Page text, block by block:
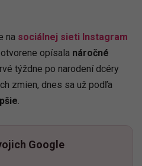
na sociálnej sieti Instagram
opísala náročné
týždne po narodení dcéry
zmien, dnes sa už podľa
.
Google